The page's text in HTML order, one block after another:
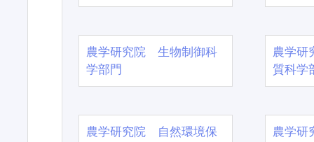
農学研究院 生物制御科
学部門
農学
質科学
農学研究院 自然環境保
農学